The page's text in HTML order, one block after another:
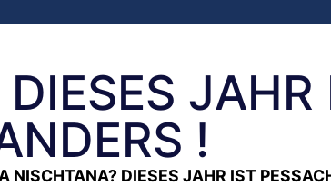
JAHR
!
NISCHTANA? DIESES JAHR IST